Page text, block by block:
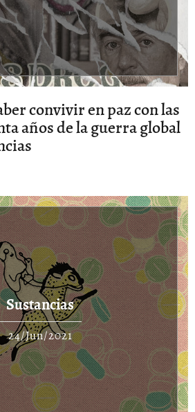
convivir en paz con las
años de la guerra global
Sustancias
24/Jun/2021